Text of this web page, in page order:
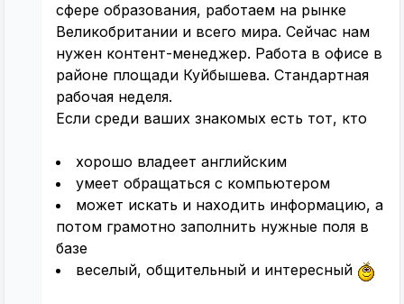
сфере образования, работаем на рынке
Великобритании и всего мира. Сейчас нам
нужен контент-менеджер. Работа в офисе в
районе площади Куйбышева. Стандартная
рабочая неделя.
Если среди ваших знакомых есть тот, кто
хорошо владеет английским
умеет обращаться с компьютером
может искать и находить информацию, а
потом грамотно заполнить нужные поля в
базе
веселый, общительный и интересный